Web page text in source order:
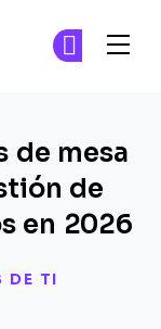
DE TI
de mesa
de
en 2026